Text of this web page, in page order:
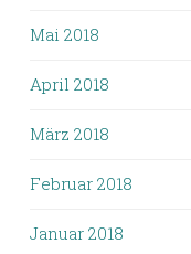
Mai 2018
April 2018
März 2018
Februar 2018
Januar 2018